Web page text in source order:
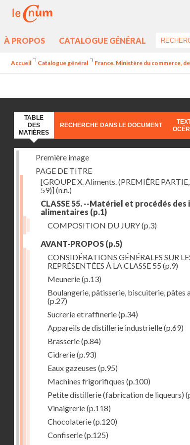
À PROPOS CATALOGUE GÉNÉRAL
Accueil Catalogue général France. Ministère du commerce,
TABLE
DES
MATIÈRES
RECHERCHE DANS LE DOCUMENT
Première image
PAGE DE TITRE
[GROUPE X. Aliments. (PREMIÈRE PARTIE,
59)](n.n.)
CLASSE 55. --Matériel et procédés
alimentaires (p.1)
COMPOSITION DU JURY(p.3)
AVANT-PROPOS (p.5)
CONSIDÉRATIONS GÉNÉRALES SUR
REPRÉSENTÉES À LA CLASSE 55 (p.9)
Meunerie(p.13)
Boulangerie, pâtisserie, biscuiterie, pâtes
(p.27)
Sucrerie et raffinerie(p.34)
Appareils de distillerie industrielle(p.69)
Brasserie(p.84)
Cidrerie(p.93)
Eaux gazeuses (p.95)
Machines frigorifiques (p.100)
Petite distillerie (fabrication de liqueurs)
Vinaigrerie(p.118)
Chocolaterie(p.120)
Confiserie(p.125)